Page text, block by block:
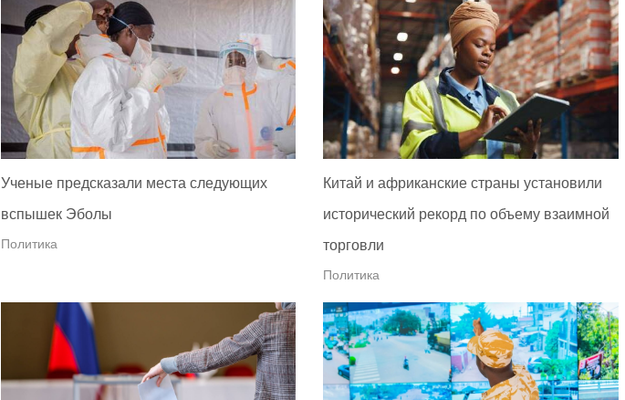
Ученые предсказали места следующих
вспышек Эболы
Политика
Китай и африканские страны установили
исторический рекорд по объему взаимной
торговли
Политика